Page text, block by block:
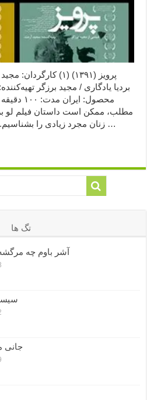
پرویز (۱۳۹۱) (۱)
بردیا یادگاری / مجید برزگر
محصول:
مطلب، ممکن است داستان فیلم لو
زنان مجرد زیادی را بشناسیم. جوانانی اکثرا از دهه‌ی پنجاه …
تگ ها
آشر باوم چه